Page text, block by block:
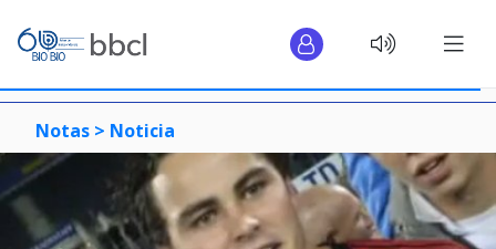
Notas > Noticia